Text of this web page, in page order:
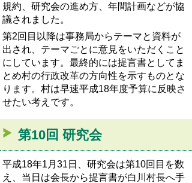
規約、研究会の進め方、年間計画などが協
議されました。
第2回目以降は事務局からテーマと資料が
出され、テーマごとに意見をいただくこと
にしています。最終的には提言書としてま
とめ村の行政改革の方向性を示すものとな
ります。村は早速平成18年度予算に反映さ
せたい考えです。
第10回 研究会
平成18年1月31日、研究会は第10回目を数
え、当日は会長から提言書が白川村長へ手